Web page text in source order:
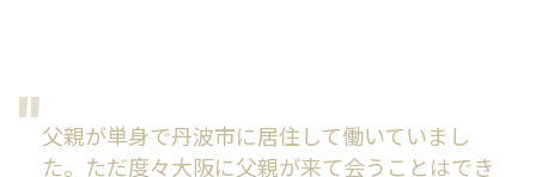
父親が単身で丹波市に居住して働いていまし
た。ただ度々大阪に父親が来て会うことはでき